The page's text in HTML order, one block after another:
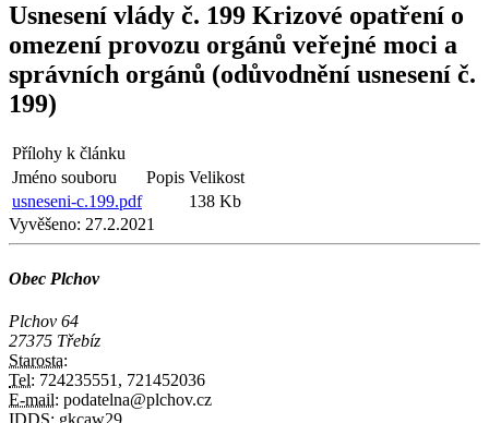
Usnesení vlády č. 199 Krizové opatření o
omezení provozu orgánů veřejné moci a
správních orgánů (odůvodnění usnesení č.
199)
Přílohy k článku
Jméno souboru
Popis Velikost
usneseni-c.199.pdf
138 Kb
Vyvěšeno: 27.2.2021
Obec Plchov
Plchov 64
27375 Třebíz
Starosta:
Tel: 724235551, 721452036
E-mail: podatelna@plchov.cz
IDDS: gkcaw29